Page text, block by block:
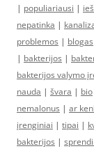
| populiariausi |
nepatinka |
problemos | blogas
| bakterijos |
bakterijos valymo
nauda | švara | bio
nemalonus | ar
įrenginiai | tipai |
bakterijos |